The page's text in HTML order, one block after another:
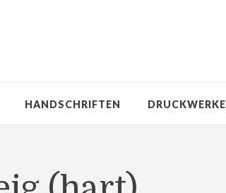
HANDSCHRIFTEN DRUCKWERKE